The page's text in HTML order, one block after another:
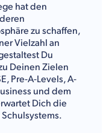
hat den
zu schaffen,
Vielzahl an
Du
Deinen Zielen
Pre-A-Levels, A-
und dem
Dich die